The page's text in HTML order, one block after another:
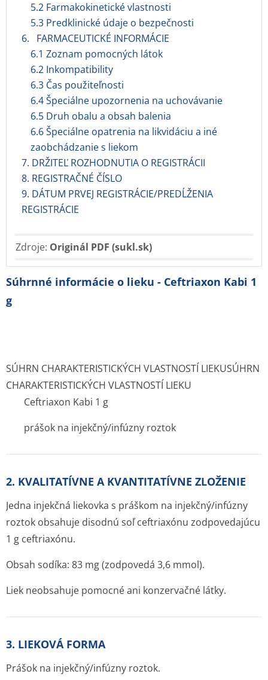
5.2 Farmakokinetické vlastnosti
5.3 Predklinické údaje o bezpečnosti
6. FARMACEUTICKÉ INFORMÁCIE
6.1 Zoznam pomocných látok
6.2 Inkompatibility
6.3 Čas použiteľnosti
6.4 Špeciálne upozornenia na uchovávanie
6.5 Druh obalu a obsah balenia
6.6 Špeciálne opatrenia na likvidáciu a iné
zaobchádzanie s liekom
7. DRŽITEĽ ROZHODNUTIA O REGISTRÁCII
8. REGISTRAČNÉ ČÍSLO
9. DÁTUM PRVEJ REGISTRÁCIE/PREDĹŽENIA
REGISTRÁCIE
Zdroje: Originál PDF (sukl.sk)
Súhrnné informácie o lieku - Ceftriaxon Kabi 1
g
SÚHRN CHARAKTERISTICKÝCH VLASTNOSTÍ LIEKUSÚHRN
CHARAKTERISTICKÝCH VLASTNOSTÍ LIEKU
Ceftriaxon Kabi 1 g
prášok na injekčný/infúzny roztok
2. KVALITATÍVNE A KVANTITATÍVNE ZLOŽENIE
Jedna injekčná liekovka s práškom na injekčný/infúzny
roztok obsahuje disodnú soľ ceftriaxónu zodpovedajúcu
1 g ceftriaxónu.
Obsah sodíka: 83 mg (zodpovedá 3,6 mmol).
Liek neobsahuje pomocné ani konzervačné látky.
3. LIEKOVÁ FORMA
Prášok na injekčný/infúzny roztok.